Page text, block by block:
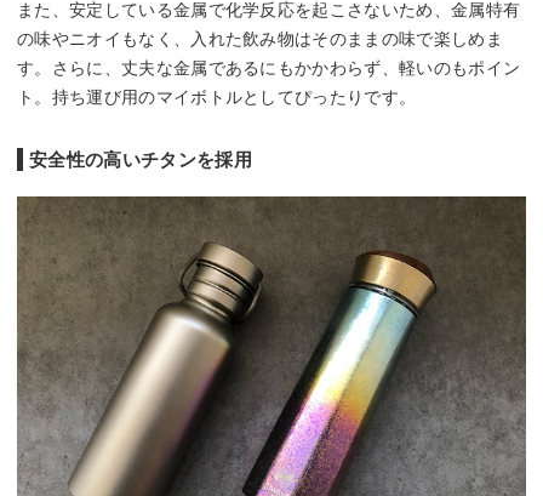
また、安定している金属で化学反応を起こさないため、金属特有
の味やニオイもなく、入れた飲み物はそのままの味で楽しめま
す。さらに、丈夫な金属であるにもかかわらず、軽いのもポイン
ト。持ち運び用のマイボトルとしてぴったりです。
安全性の高いチタンを採用